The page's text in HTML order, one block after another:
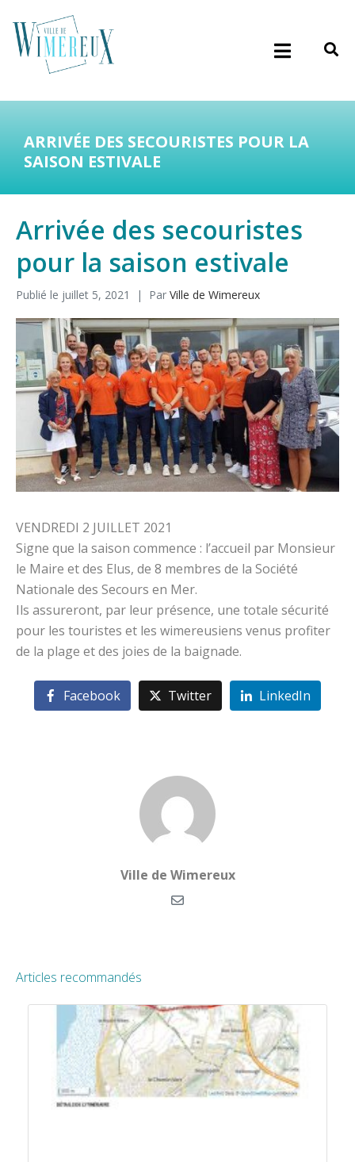
ARRIVÉE DES SECOURISTES POUR LA
SAISON ESTIVALE
Arrivée des secouristes
pour la saison estivale
Publié le juillet 5, 2021 Par Ville de Wimereux
VENDREDI 2 JUILLET 2021
Signe que la saison commence : l’accueil par Monsieur
le Maire et des Elus, de 8 membres de la Société
Nationale des Secours en Mer.
Ils assureront, par leur présence, une totale sécurité
pour les touristes et les wimereusiens venus profiter
de la plage et des joies de la baignade.
Facebook Twitter LinkedIn
Ville de Wimereux
Articles recommandés